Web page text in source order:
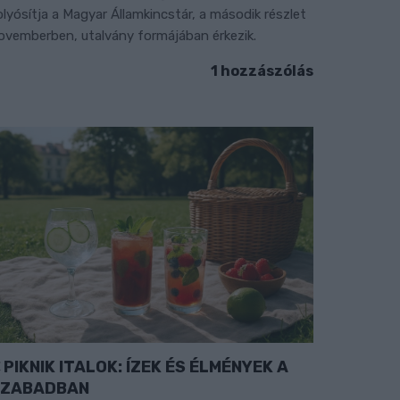
a Magyar Államkincstár, a második részlet
utalvány formájában érkezik.
1 hozzászólás
PIKNIK ITALOK: ÍZEK ÉS ÉLMÉNYEK A